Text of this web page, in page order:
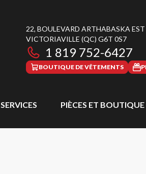
22, BOULEVARD ARTHABASKA EST
VICTORIAVILLE (QC) G6T 0S7
1 819 752-6427
BOUTIQUE DE VÊTEMENTS
SERVICES PIÈCES ET BOUTIQUE